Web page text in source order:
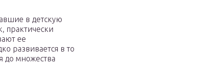
в детскую
практически
ее
развивается в то
до множества